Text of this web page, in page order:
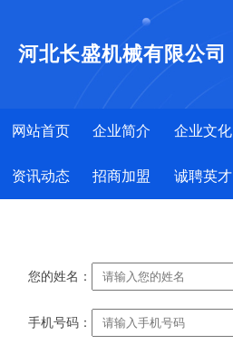
河北长盛机械有限公司
网站首页 企业简介 企业文化
资讯动态 招商加盟 诚聘英才
您的姓名：
手机号码：